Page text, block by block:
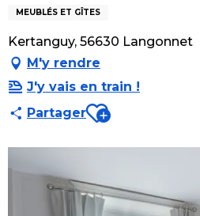
MEUBLÉS ET GÎTES
Kertanguy, 56630 Langonnet
M'y rendre
J'y vais en train !
PartagerAjouter aux favoris